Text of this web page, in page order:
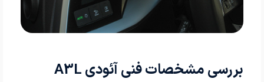
بررسی مشخصات فنی آئودی A3L